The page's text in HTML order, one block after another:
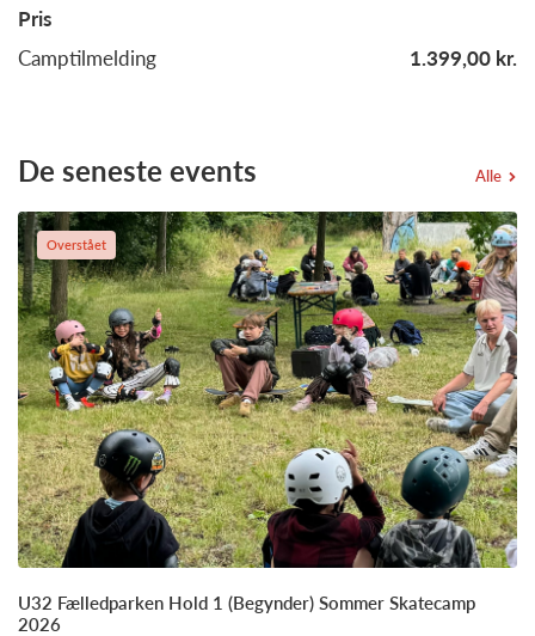
Pris
Camptilmelding
1.399,00 kr.
De seneste events Alle
Overstået
U32 Fælledparken Hold 1 (Begynder) Sommer Skatecamp
2026